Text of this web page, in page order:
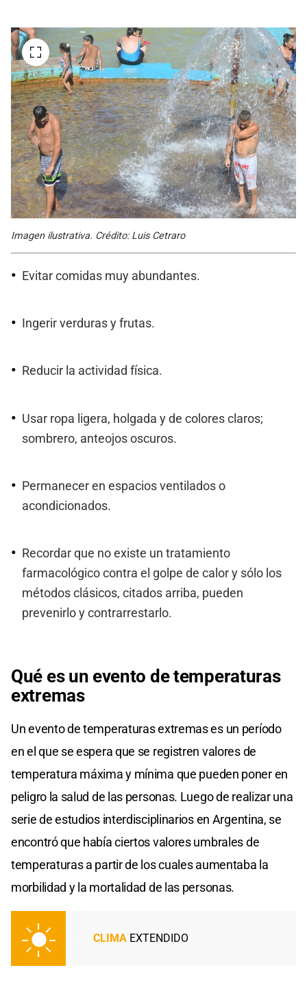
Imagen ilustrativa. Crédito: Luis Cetraro
Evitar comidas muy abundantes.
Ingerir verduras y frutas.
Reducir la actividad física.
Usar ropa ligera, holgada y de colores claros;
sombrero, anteojos oscuros.
Permanecer en espacios ventilados o
acondicionados.
Recordar que no existe un tratamiento
farmacológico contra el golpe de calor y sólo los
métodos clásicos, citados arriba, pueden
prevenirlo y contrarrestarlo.
Qué es un evento de temperaturas
extremas
Un evento de temperaturas extremas es un período
en el que se espera que se registren valores de
temperatura máxima y mínima que pueden poner en
peligro la salud de las personas. Luego de realizar una
serie de estudios interdisciplinarios en Argentina, se
encontró que había ciertos valores umbrales de
temperaturas a partir de los cuales aumentaba la
morbilidad y la mortalidad de las personas.
CLIMA EXTENDIDO